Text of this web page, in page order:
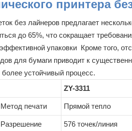
принтера
без лайнеров предлагает
до 65%, что сокращает
упаковки Кроме того,
для бумаги приводит к
устойчивый процесс.
ZY-3311
Метод печати Прямой тепло
Разрешение 576 точек/линия